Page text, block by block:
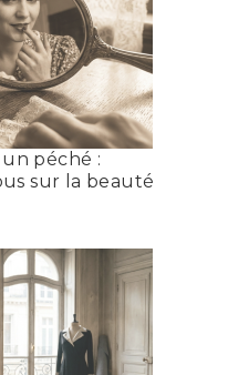
péché :
sur la beauté